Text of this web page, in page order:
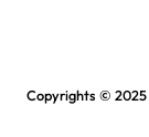
Copyrights © 2025